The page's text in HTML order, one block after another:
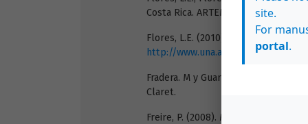
Costa Rica. ARTEMUSA.
Flores, L.E. (2010). El placer de
http://www.una.ac.cr/educare/
Fradera. M y Guardans, T (2008).
Claret.
Freire, P. (2008). Pedagogía de la
site.
For
portal.